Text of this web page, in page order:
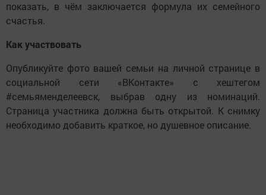
показать, в чём заключается формула их семейного
счастья.
Как участвовать
Опубликуйте фото вашей семьи на личной странице в
социальной сети «ВКонтакте» с хештегом
#семьяменделеевск, выбрав одну из номинаций.
Страница участника должна быть открытой. К снимку
необходимо добавить краткое, но душевное описание.